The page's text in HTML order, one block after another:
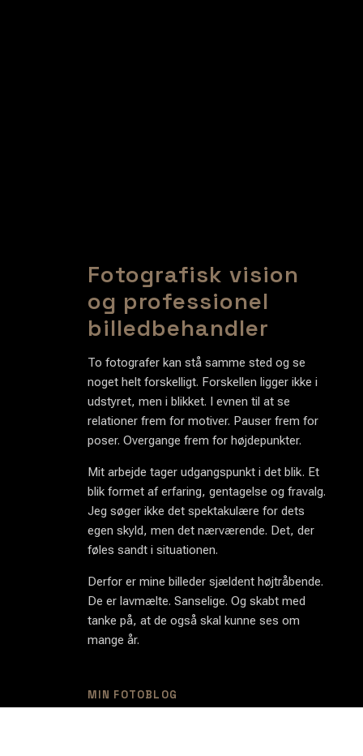
Fotografisk vision
og professionel
billedbehandler
To fotografer kan stå samme sted og se
noget helt forskelligt. Forskellen ligger ikke i
udstyret, men i blikket. I evnen til at se
relationer frem for motiver. Pauser frem for
poser. Overgange frem for højdepunkter.
Mit arbejde tager udgangspunkt i det blik. Et
blik formet af erfaring, gentagelse og fravalg.
Jeg søger ikke det spektakulære for dets
egen skyld, men det nærværende. Det, der
føles sandt i situationen.
Derfor er mine billeder sjældent højtråbende.
De er lavmælte. Sanselige. Og skabt med
tanke på, at de også skal kunne ses om
mange år.
MIN FOTOBLOG